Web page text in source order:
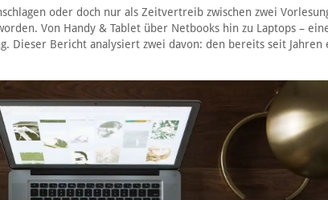
oder doch nur als Zeitvertreib zwischen zwei
Von Handy & Tablet über Netbooks hin zu Laptops –
Dieser Bericht analysiert zwei davon: den bereits seit Jahren